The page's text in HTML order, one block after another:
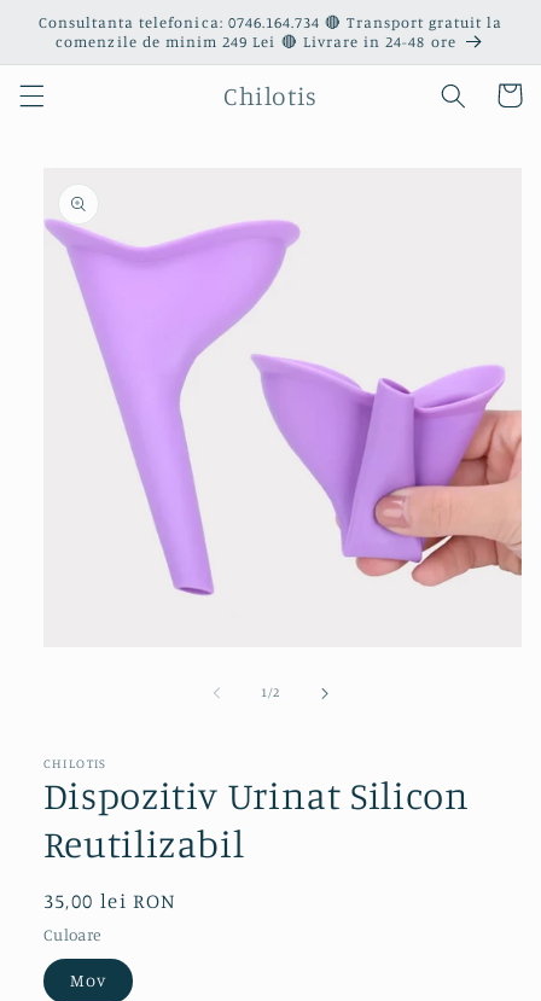
Salt la
conținut
Consultanta telefonica: 0746.164.734 🔴 Transport gratuit la
comenzile de minim 249 Lei 🔴 Livrare in 24-48 ore
Chilotis Coș
informațiile
despre
produs
fereastră
modală
1 /din
2
CHILOTIS
Dispozitiv Urinat Silicon
Reutilizabil
Preț
obișnuit
35,00 lei RON
Culoare
Mov